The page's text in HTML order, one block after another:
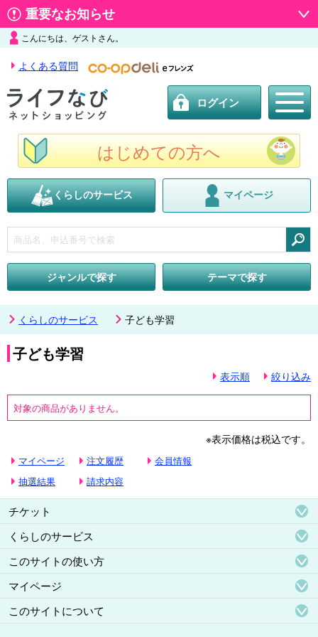
重要なお知らせ
こんにちは、ゲストさん。
よくある質問
ログイン
はじめての方へ
くらしのサービス マイページ
ジャンルで探す
テーマで探す
くらしのサービス 子ども学習
子ども学習
表示順 絞り込み
対象の商品がありません。
※表示価格は税込です。
マイページ 注文履歴
会員情報
抽選結果
請求内容
チケット
くらしのサービス
このサイトの使い方
マイページ
このサイトについて